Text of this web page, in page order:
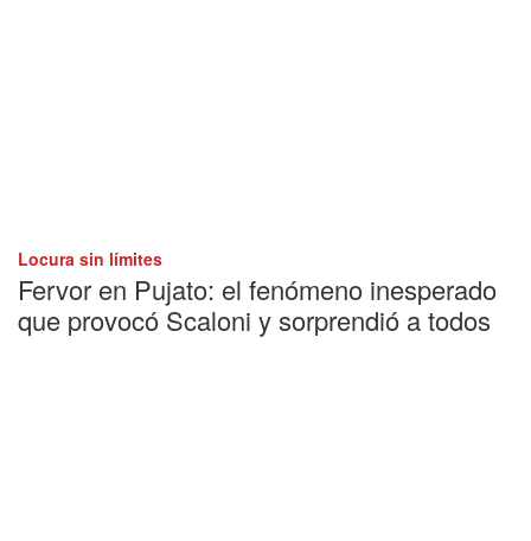
Locura sin límites
Fervor en Pujato: el fenómeno inesperado
que provocó Scaloni y sorprendió a todos